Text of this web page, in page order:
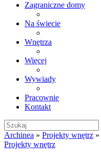
Zagraniczne domy
Na świecie
Wnętrza
Więcej
Wywiady
Pracownie
Kontakt
Archinea » Projekty wnętrz »
Projekty wnętrz